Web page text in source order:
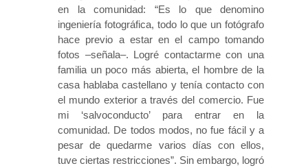
en la comunidad: “Es lo que denomino
ingeniería fotográfica, todo lo que un fotógrafo
hace previo a estar en el campo tomando
fotos –señala–. Logré contactarme con una
familia un poco más abierta, el hombre de la
casa hablaba castellano y tenía contacto con
el mundo exterior a través del comercio. Fue
mi ‘salvoconducto’ para entrar en la
comunidad. De todos modos, no fue fácil y a
pesar de quedarme varios días con ellos,
tuve ciertas restricciones”. Sin embargo, logró